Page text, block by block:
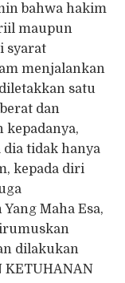
bahwa hakim
maupun
syarat
menjalankan
satu
dan
kepadanya,
dia tidak hanya
kepada diri
Maha Esa,
dilakukan
KETUHANAN